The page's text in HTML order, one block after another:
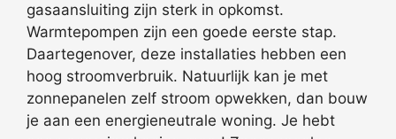
gasaansluiting zijn sterk in opkomst.
Warmtepompen zijn een goede eerste stap.
Daartegenover, deze installaties hebben een
hoog stroomverbruik. Natuurlijk kan je met
zonnepanelen zelf stroom opwekken, dan bouw
je aan een energieneutrale woning. Je hebt